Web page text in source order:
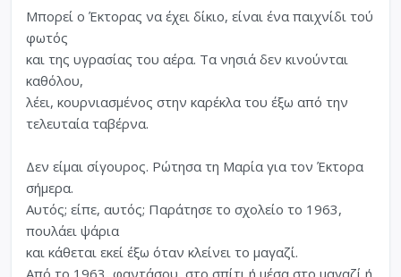
Μπορεί ο Έκτορας να έχει δίκιο, είναι ένα παιχνίδι τού
φωτός
και της υγρασίας του αέρα. Τα νησιά δεν κινούνται
καθόλου,
λέει, κουρνιασμένος στην καρέκλα του έξω από την
τελευταία ταβέρνα.
Δεν είμαι σίγουρος. Ρώτησα τη Μαρία για τον Έκτορα
σήμερα.
Αυτός; είπε, αυτός; Παράτησε το σχολείο το 1963,
πουλάει ψάρια
και κάθεται εκεί έξω όταν κλείνει το μαγαζί.
Από το 1963, φαντάσου, στο σπίτι ή μέσα στο μαγαζί ή